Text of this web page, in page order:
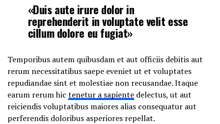
«Duis aute irure dolor in
reprehenderit in voluptate velit esse
cillum dolore eu fugiat»
Temporibus autem quibusdam et aut officiis debitis aut
rerum necessitatibus saepe eveniet ut et voluptates
repudiandae sint et molestiae non recusandae. Itaque
earum rerum hic tenetur a sapiente delectus, ut aut
reiciendis voluptatibus maiores alias consequatur aut
perferendis doloribus asperiores repellat.